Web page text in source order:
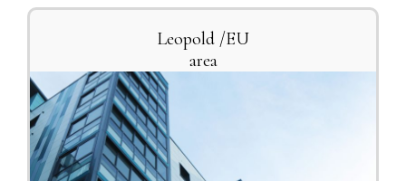
Leopold /EU
area